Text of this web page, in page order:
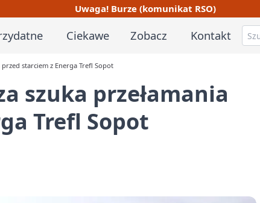
Uwaga! Burze (komunikat RSO)
Ciekawe Zobacz Kontakt
starciem z Energa Trefl Sopot
szuka przełamania
Trefl Sopot